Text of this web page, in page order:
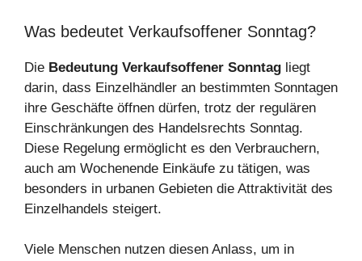
Was bedeutet Verkaufsoffener Sonntag?
Die Bedeutung Verkaufsoffener Sonntag liegt
darin, dass Einzelhändler an bestimmten Sonntagen
ihre Geschäfte öffnen dürfen, trotz der regulären
Einschränkungen des Handelsrechts Sonntag.
Diese Regelung ermöglicht es den Verbrauchern,
auch am Wochenende Einkäufe zu tätigen, was
besonders in urbanen Gebieten die Attraktivität des
Einzelhandels steigert.
Viele Menschen nutzen diesen Anlass, um in